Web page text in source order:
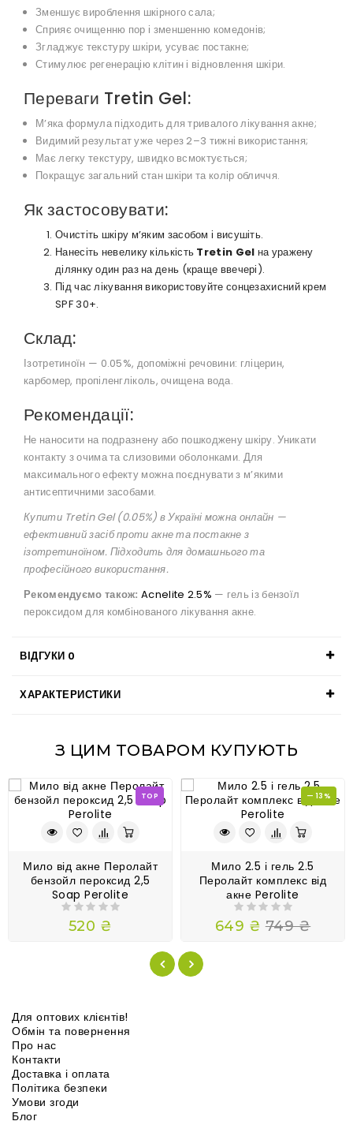
Зменшує вироблення шкірного сала;
Сприяє очищенню пор і зменшенню комедонів;
Згладжує текстуру шкіри, усуває постакне;
Стимулює регенерацію клітин і відновлення шкіри.
Переваги Tretin Gel:
М’яка формула підходить для тривалого лікування акне;
Видимий результат уже через 2–3 тижні використання;
Має легку текстуру, швидко всмоктується;
Покращує загальний стан шкіри та колір обличчя.
Як застосовувати:
Очистіть шкіру м’яким засобом і висушіть.
Нанесіть невелику кількість Tretin Gel на уражену
ділянку один раз на день (краще ввечері).
Під час лікування використовуйте сонцезахисний крем
SPF 30+.
Склад:
Ізотретиноїн — 0.05%, допоміжні речовини: гліцерин,
карбомер, пропіленгліколь, очищена вода.
Рекомендації:
Не наносити на подразнену або пошкоджену шкіру. Уникати
контакту з очима та слизовими оболонками. Для
максимального ефекту можна поєднувати з м’якими
антисептичними засобами.
Купити Tretin Gel (0.05%) в Україні можна онлайн —
ефективний засіб проти акне та постакне з
ізотретиноїном. Підходить для домашнього та
професійного використання.
Рекомендуємо також: Acnelite 2.5% — гель із бензоїл
пероксидом для комбінованого лікування акне.
ВІДГУКИ 0
ХАРАКТЕРИСТИКИ
З ЦИМ ТОВАРОМ КУПУЮТЬ
TOP
Мило від акне Перолайт
бензойл пероксид 2,5
Soap Perolite
520 ₴
— 13%
Мило 2.5 і гель 2.5
Перолайт комплекс від
акне Perolite
649 ₴ 749 ₴
Для оптових клієнтів!
Обмін та повернення
Про нас
Контакти
Доставка і оплата
Політика безпеки
Умови згоди
Блог